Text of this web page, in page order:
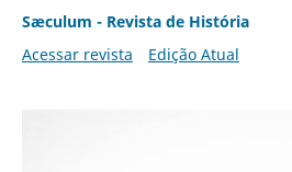
Sæculum - Revista de História
Acessar revista
Edição Atual